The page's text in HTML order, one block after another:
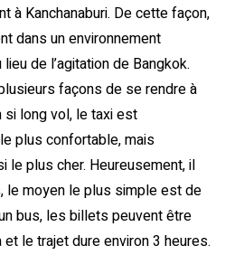
à Kanchanaburi. De cette façon,
dans un environnement
de l’agitation de Bangkok.
façons de se rendre à
si long vol, le taxi est
plus confortable, mais
le plus cher. Heureusement, il
le moyen le plus simple est de
bus, les billets peuvent être
le trajet dure environ 3 heures.